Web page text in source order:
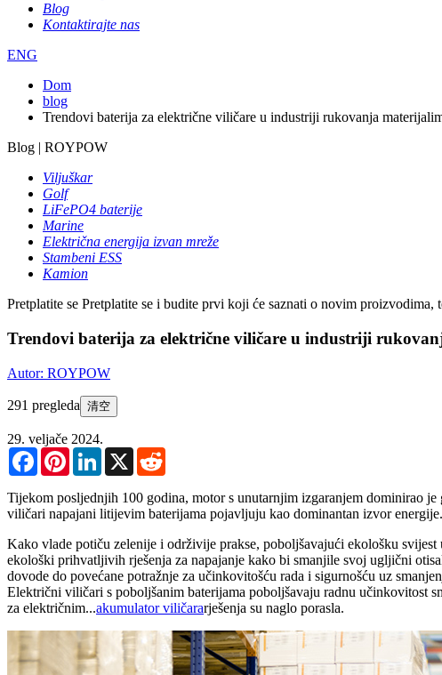
Blog
Kontaktirajte nas
ENG
Dom
blog
Trendovi baterija za električne viličare u industriji rukovanja
Blog | ROYPOW
Viljuškar
Golf
LiFePO4 baterije
Marine
Električna energija izvan mreže
Stambeni ESS
Kamion
Pretplatite se Pretplatite se i budite prvi koji će saznati o novim proizvodima,
Trendovi baterija za električne viličare u industriji
Autor: ROYPOW
291 pregleda 清空
29. veljače 2024.
FacebookPinterestLinkedIn
X
Tijekom posljednjih 100 godina, motor s unutarnjim izgaranjem dominirao
viličari napajani litijevim baterijama pojavljuju kao dominantan izvor energije.
Kako vlade potiču zelenije i održivije prakse, poboljšavajući ekološku
ekološki prihvatljivih rješenja za napajanje kako bi smanjile svoj ugljični
dovode do povećane potražnje za učinkovitošću rada i sigurnošću uz
Električni viličari s poboljšanim baterijama poboljšavaju radnu učinkovitost
za električnim...akumulator viličararješenja su naglo porasla.